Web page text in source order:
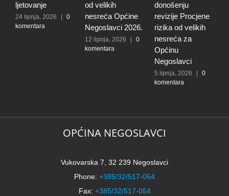
ljetovanje
24 lipnja, 2026
0
komentara
od velikih
nesreća Općine
Negoslavci 2026.
12 lipnja, 2026
0
komentara
donošenju
revizije Procjene
rizika od velikih
nesreća za
Općinu
Negoslavci
5 lipnja, 2026
0
komentara
OPĆINA NEGOSLAVCI
Vukovarska 7, 32 239 Negoslavci
Phone: +385/32/517-054
Fax: +385/32/517-054